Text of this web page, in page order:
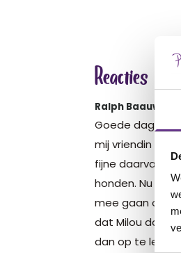
Reacties
Ralph Baauw 4
Goede dag ik
mij vriendin
fijne daarvan
honden. Nu heb
mee gaan
dat Milou daar
dan op te leiden